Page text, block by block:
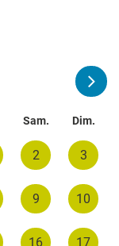
Sam. Dim.
2 3
9 10
16 17